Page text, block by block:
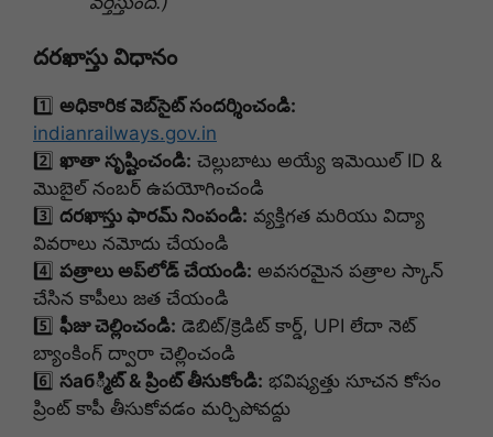
దరఖాస్తు విధానం
1️⃣ అధికారిక వెబ్‌సైట్ సందర్శించండి:
indianrailways.gov.in
2️⃣ ఖాతా సృష్టించండి: చెల్లుబాటు అయ్యే ఇమెయిల్ ID &
మొబైల్ నంబర్ ఉపయోగించండి
3️⃣ దరఖాస్తు ఫారమ్ నింపండి: వ్యక్తిగత మరియు విద్యా
వివరాలు నమోదు చేయండి
4️⃣ పత్రాలు అప్‌లోడ్ చేయండి: అవసరమైన పత్రాల స్కాన్
చేసిన కాపీలు జత చేయండి
5️⃣ ఫీజు చెల్లించండి: డెబిట్/క్రెడిట్ కార్డ్, UPI లేదా నెట్
బ్యాంకింగ్ ద్వారా చెల్లించండి
6️⃣ సаб్మిట్ & ప్రింట్ తీసుకోండి: భవిష్యత్తు సూచన కోసం
ప్రింట్ కాపీ తీసుకోవడం మర్చిపోవద్దు